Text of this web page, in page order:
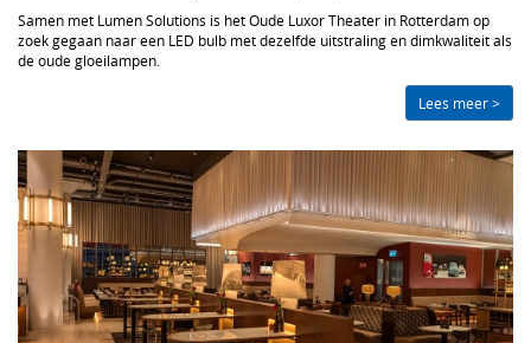
Samen met Lumen Solutions is het Oude Luxor Theater in Rotterdam op
zoek gegaan naar een LED bulb met dezelfde uitstraling en dimkwaliteit als
de oude gloeilampen.
Lees meer >